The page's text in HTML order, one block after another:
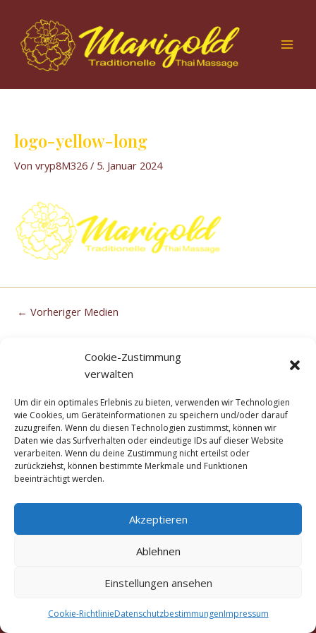
Cookie-Zustimmung
verwalten
Um dir ein optimales Erlebnis zu bieten, verwenden wir Technologien
wie Cookies, um Geräteinformationen zu speichern und/oder darauf
zuzugreifen. Wenn du diesen Technologien zustimmst, können wir
Daten wie das Surfverhalten oder eindeutige IDs auf dieser Website
verarbeiten. Wenn du deine Zustimmung nicht erteilst oder
zurückziehst, können bestimmte Merkmale und Funktionen
beeinträchtigt werden.
Akzeptieren
Ablehnen
Einstellungen ansehen
Cookie-RichtlinieDatenschutzbestimmungenImpressum
springen
logo-yellow-long
Von vryp8M326 / 5. Januar 2024
navigation
← Vorheriger Medien
Massage München Truderinger Straße 306a, 81825